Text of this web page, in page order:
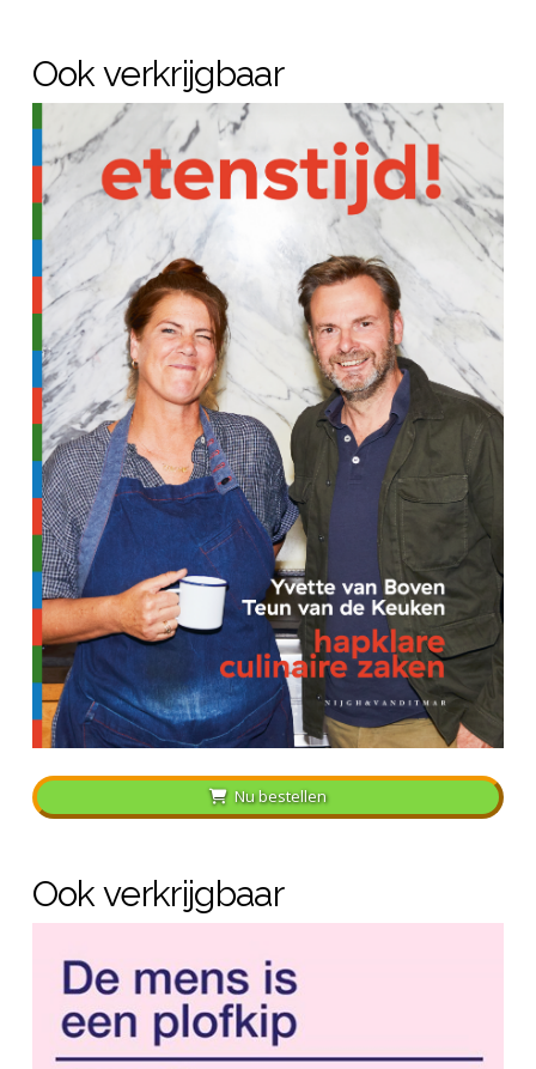
Ook verkrijgbaar
Nu bestellen
Ook verkrijgbaar